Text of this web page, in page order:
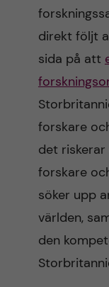
direkt följt
sida på att
forskare
det
forskare
söker upp
världen,
den